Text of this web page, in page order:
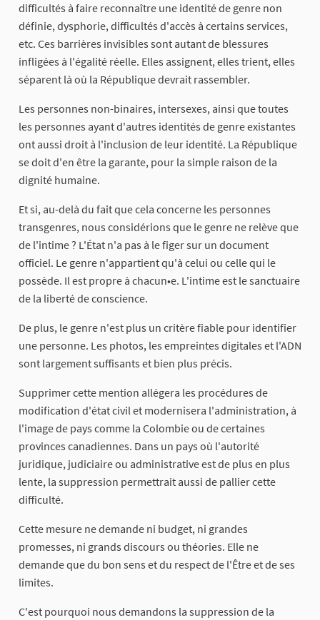
difficultés à faire reconnaître une identité de genre non
définie, dysphorie, difficultés d'accès à certains services,
etc. Ces barrières invisibles sont autant de blessures
infligées à l'égalité réelle. Elles assignent, elles trient, elles
séparent là où la République devrait rassembler.
​Les personnes non-binaires, intersexes, ainsi que toutes
les personnes ayant d'autres identités de genre existantes
ont aussi droit à l'inclusion de leur identité. La République
se doit d'en être la garante, pour la simple raison de la
dignité humaine.
​Et si, au-delà du fait que cela concerne les personnes
transgenres, nous considérions que le genre ne relève que
de l'intime ? L'État n'a pas à le figer sur un document
officiel. Le genre n'appartient qu'à celui ou celle qui le
possède. Il est propre à chacun•e. L'intime est le sanctuaire
de la liberté de conscience.
​De plus, le genre n'est plus un critère fiable pour identifier
une personne. Les photos, les empreintes digitales et l'ADN
sont largement suffisants et bien plus précis.
​Supprimer cette mention allégera les procédures de
modification d'état civil et modernisera l'administration, à
l'image de pays comme la Colombie ou de certaines
provinces canadiennes. Dans un pays où l'autorité
juridique, judiciaire ou administrative est de plus en plus
lente, la suppression permettrait aussi de pallier cette
difficulté.
​Cette mesure ne demande ni budget, ni grandes
promesses, ni grands discours ou théories. Elle ne
demande que du bon sens et du respect de l'Être et de ses
limites.
​C'est pourquoi nous demandons la suppression de la